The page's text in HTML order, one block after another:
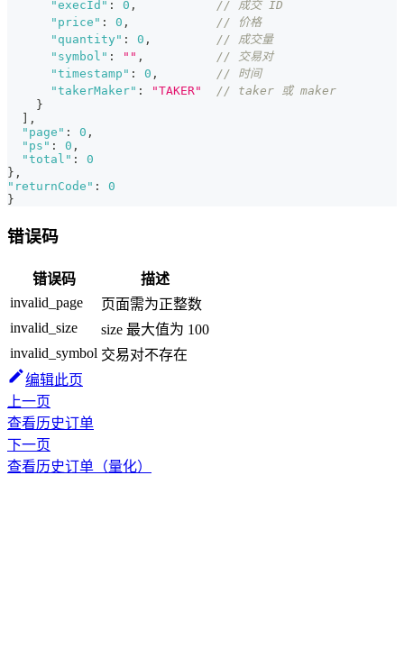
"execId" : 0 ,
// 成交 ID
"price" : 0 ,
// 价格
"quantity" : 0 ,
// 成交量
"symbol" : "" ,
// 交易对
"timestamp" : 0 ,
// 时间
"takerMaker" : "TAKER"
// taker 或 maker
}
] ,
"page" : 0 ,
"ps" : 0 ,
"total" :
0
} ,
"returnCode" :
0
}
错误码
错误码
描述
invalid_page
页面需为正整数
invalid_size
size 最大值为 100
invalid_symbol 交易对不存在
编辑此页
上一页
查看历史订单
下一页
查看历史订单（量化）